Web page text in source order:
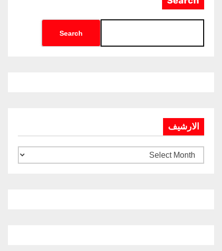
Search
الارشيف